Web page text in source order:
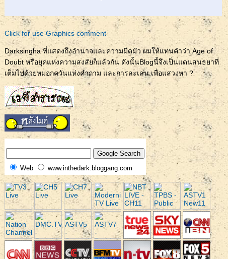
Click for use Graphics comment
Darksingha ที่แสดงถึงอำนาจและความมืดมัว ผมให้แทนคำว่า Age of
Doubt หรือยุคแห่งความสงสัยก็แล้วกัน ดังนั้นBlogนี้จึงเป็นแดนสนธยาที่
เต็มไปด้วยหมอกควันแห่งคำถาม และการละเล่น เพื่อแสวงหา ?
Web www.inthedark.bloggang.com